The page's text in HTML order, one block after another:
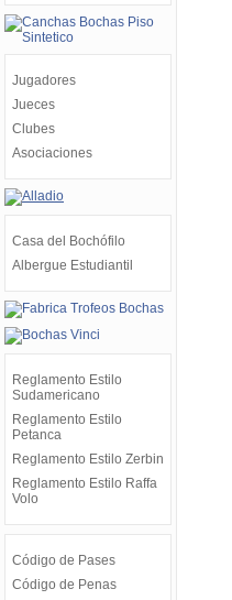
Jugadores
Jueces
Clubes
Asociaciones
Casa del Bochófilo
Albergue Estudiantil
Reglamento Estilo
Sudamericano
Reglamento Estilo
Petanca
Reglamento Estilo Zerbin
Reglamento Estilo Raffa
Volo
Código de Pases
Código de Penas